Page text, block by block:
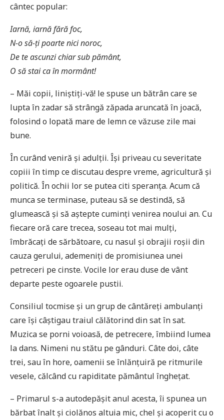
cântec popular:
Iarnă, iarnă fără foc,
N-o să-ți poarte nici noroc,
De te ascunzi chiar sub pământ,
O să stai ca în mormânt!
– Măi copii, liniștiți-vă! le spuse un bătrân care se
lupta în zadar să strângă zăpada aruncată în joacă,
folosind o lopată mare de lemn ce văzuse zile mai
bune.
În curând veniră și adulții. Își priveau cu severitate
copiii în timp ce discutau despre vreme, agricultură și
politică. În ochii lor se putea citi speranța. Acum că
munca se terminase, puteau să se destindă, să
glumească și să aștepte cuminți venirea noului an. Cu
fiecare oră care trecea, soseau tot mai mulți,
îmbrăcați de sărbătoare, cu nasul și obrajii roșii din
cauza gerului, ademeniți de promisiunea unei
petreceri pe cinste. Vocile lor erau duse de vânt
departe peste ogoarele pustii.
Consiliul tocmise și un grup de cântăreți ambulanți
care își câștigau traiul călătorind din sat în sat.
Muzica se porni voioasă, de petrecere, îmbiind lumea
la dans. Nimeni nu stătu pe gânduri. Câte doi, câte
trei, sau în hore, oamenii se înlănțuiră pe ritmurile
vesele, călcând cu rapiditate pământul înghețat.
– Primarul s-a autodepășit anul acesta, îi spunea un
bărbat înalt și ciolănos altuia mic, chel și acoperit cu o